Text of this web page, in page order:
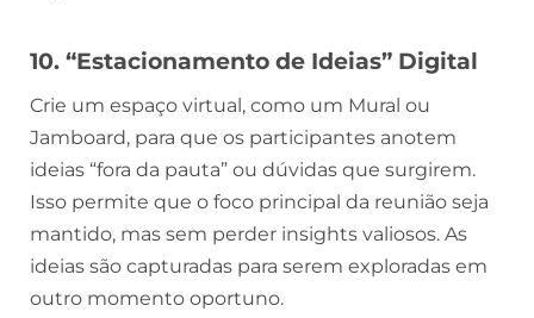
10. “Estacionamento de Ideias” Digital
Crie um espaço virtual, como um Mural ou
Jamboard, para que os participantes anotem
ideias “fora da pauta” ou dúvidas que surgirem.
Isso permite que o foco principal da reunião seja
mantido, mas sem perder insights valiosos. As
ideias são capturadas para serem exploradas em
outro momento oportuno.